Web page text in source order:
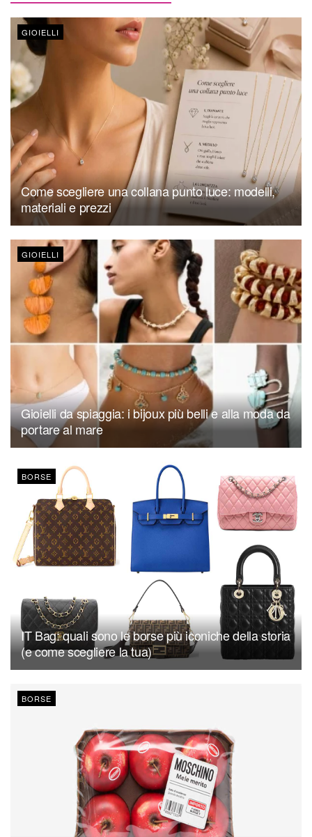
GIOIELLI
Come scegliere una collana punto luce: modelli,
materiali e prezzi
GIOIELLI
Gioielli da spiaggia: i bijoux più belli e alla moda da
portare al mare
BORSE
IT Bag: quali sono le borse più iconiche della storia
(e come scegliere la tua)
BORSE